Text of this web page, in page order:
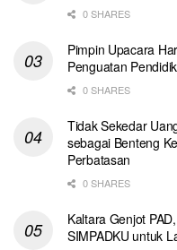
0 SHARES
Pimpin Upacara
Penguatan
0 SHARES
Tidak Sekedar
sebagai Benteng
Perbatasan
0 SHARES
Kaltara Genjot
SIMPADKU untuk